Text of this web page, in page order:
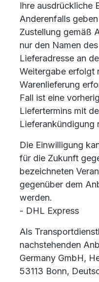
Ihre ausdrückliche
Anderenfalls
Zustellung gemäß
nur den Namen
Lieferadresse an
Weitergabe erfolgt
Warenlieferung
Fall ist eine
Liefertermins mit
Lieferankündigung
Die Einwilligung
für die Zukunft
bezeichneten
gegenüber dem
werden.
- DHL Express
Als
nachstehenden
Germany GmbH,
53113 Bonn,